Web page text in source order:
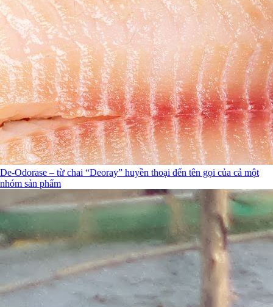
De-Odorase – từ chai “Deoray” huyền thoại đến tên gọi của cả một
nhóm sản phẩm